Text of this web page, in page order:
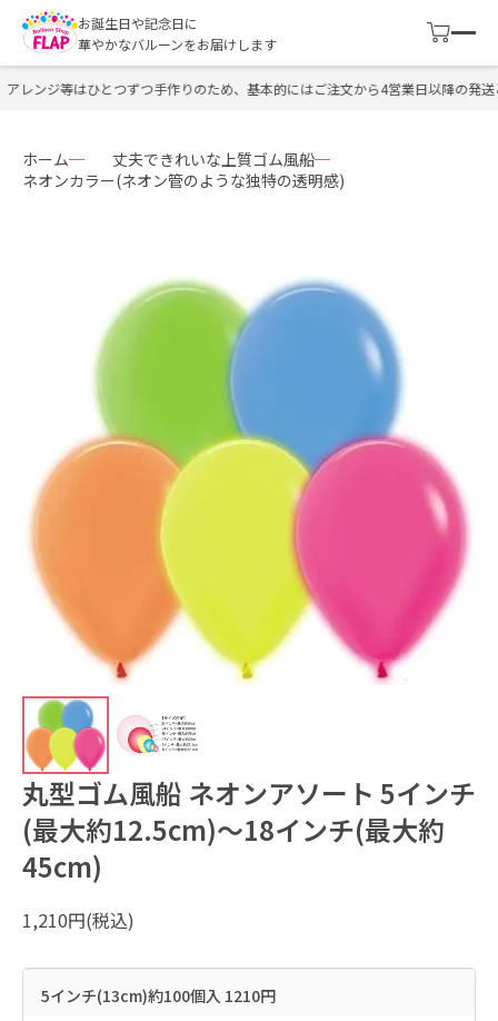
お誕生日や記念日に
華やかなバルーンをお届けします
レンジ等はひとつずつ手作りのため、基本的にはご注文から4営業日以降の発送
ホーム
丈夫できれいな上質ゴム風船
ネオンカラー(ネオン管のような独特の透明感)
丸型ゴム風船 ネオンアソート 5インチ
(最大約12.5cm)～18インチ(最大約
45cm)
1,210円(税込)
5インチ(13cm)約100個入 1210円